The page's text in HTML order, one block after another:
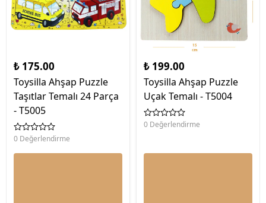
₺ 175.00
Toysilla Ahşap Puzzle
Taşıtlar Temalı 24 Parça
- T5005
0 Değerlendirme
₺ 199.00
Toysilla Ahşap Puzzle
Uçak Temalı - T5004
0 Değerlendirme